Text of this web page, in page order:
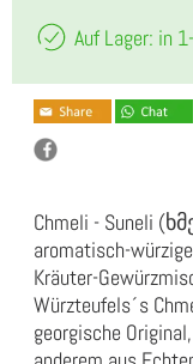
Auf Lager: in
Chmeli - Suneli
aromatisch-
Kräuter-
Würzteufels´s
georgische